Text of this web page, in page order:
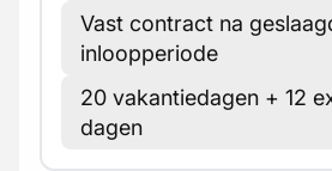
Vast contract na
inloopperiode
20 vakantiedagen + 12
dagen